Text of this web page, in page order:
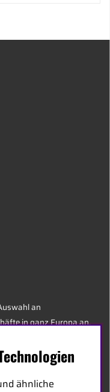
an
in ganz Europa an.
Experten der Branche,
haben.
ähnliche